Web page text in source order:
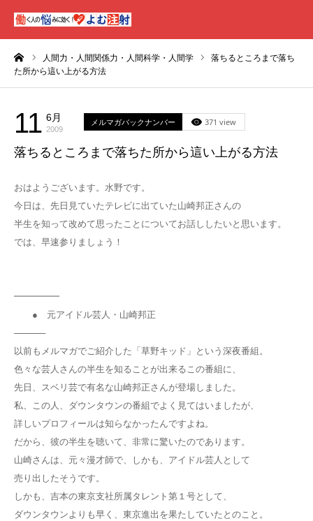
人間力・人間関係力・人間科学・人間学
落ちるところまで落ち
た所から這い上がる方法
11 6月
2009
メルマガバックナンバー 371 view
落ちるところまで落ちた所から這い上がる方法
おはようございます。水野です。
今日は、先日見ていたテレビに出ていた山崎邦正さんの
半生を知って改めて思ったことについてお話ししたいと思います。
では、早速参りましょう！
━━━━━
● 元アイドル芸人・山崎邦正
─────
以前もメルマガでご紹介した「草野キッド」という深夜番組。
色々な芸人さんの半生を知ることが出来るこの番組に、
先日、スベリ芸で有名な山崎邦正さんが登場しました。
私、この人、ダウンタウンの番組でよく見てはいましたが、
詳しいプロフィールは知らなかったんですよね。
だから、彼の半生を聴いて、非常に驚いたのであります。
山崎さんは、元々漫才師で、しかも、アイドル芸人として
売り出したそうです。
しかも、吉本の東京支社所属タレント第１号として、
ダウンタウンよりも早く、東京進出を果たしていたとのこと。